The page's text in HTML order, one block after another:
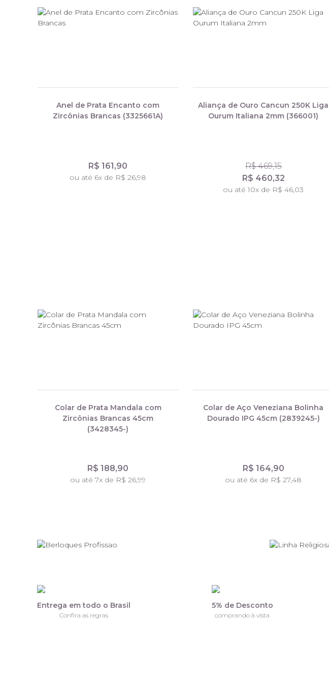
Anel de Prata Encanto com
Zircônias Brancas (3325661A)
R$ 161,90
ou até 6x de R$ 26,98
Aliança de Ouro Cancun 250K Liga
Ourum Italiana 2mm (366001)
R$ 469,15
R$ 460,32
ou até 10x de R$ 46,03
Colar de Prata Mandala com
Zircônias Brancas 45cm
(3428345-)
R$ 188,90
ou até 7x de R$ 26,99
Colar de Aço Veneziana Bolinha
Dourado IPG 45cm (2839245-)
R$ 164,90
ou até 6x de R$ 27,48
Entrega em todo o Brasil
Confira as regras
5% de Desconto
comprando à vista